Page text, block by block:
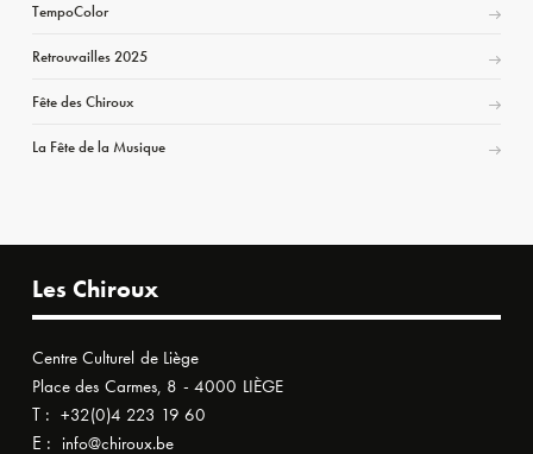
TempoColor
Retrouvailles 2025
Fête des Chiroux
La Fête de la Musique
Les Chiroux
Centre Culturel de Liège
Place des Carmes, 8 - 4000 LIÈGE
T : +32(0)4 223 19 60
E : info@chiroux.be